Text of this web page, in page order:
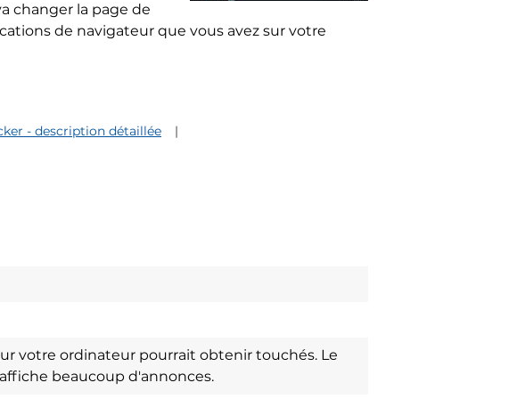
changer la page de
de navigateur que vous avez sur votre
- description détaillée
votre ordinateur pourrait obtenir touchés. Le
beaucoup d'annonces.